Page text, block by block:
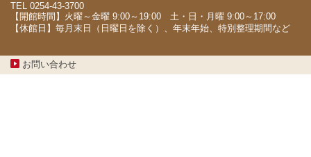
TEL 0254-43-3700
【開館時間】火曜～金曜 9:00～19:00 土・日・月曜 9:00～17:00
【休館日】毎月末日（日曜日を除く）、年末年始、特別整理期間など
お問い合わせ